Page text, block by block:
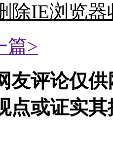
除IE浏览
篇>
友评论仅
点或证实其